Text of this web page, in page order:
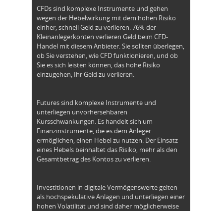
CFDs sind komplexe Instrumente und gehen
wegen der Hebelwirkung mit dem hohen Risiko
einher, schnell Geld zu verlieren. 76% der
Kleinanlegerkonten verlieren Geld beim CFD-
Handel mit diesem Anbieter. Sie sollten überlegen,
ob Sie verstehen, wie CFD funktionieren, und ob
Sie es sich leisten können, das hohe Risiko
einzugehen, Ihr Geld zu verlieren.
Futures sind komplexe Instrumente und
unterliegen unvorhersehbaren
Kursschwankungen. Es handelt sich um
Finanzinstrumente, die es dem Anleger
ermöglichen, einen Hebel zu nutzen. Der Einsatz
eines Hebels beinhaltet das Risiko, mehr als den
Gesamtbetrag des Kontos zu verlieren.
Investitionen in digitale Vermögenswerte gelten
als hochspekulative Anlagen und unterliegen einer
hohen Volatilität und sind daher möglicherweise